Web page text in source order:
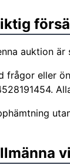
auktion är
frågor eller